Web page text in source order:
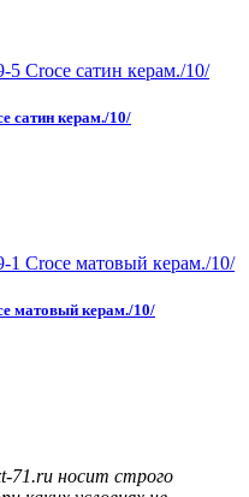
сатин керам./10/
матовый керам./10/
носит строго